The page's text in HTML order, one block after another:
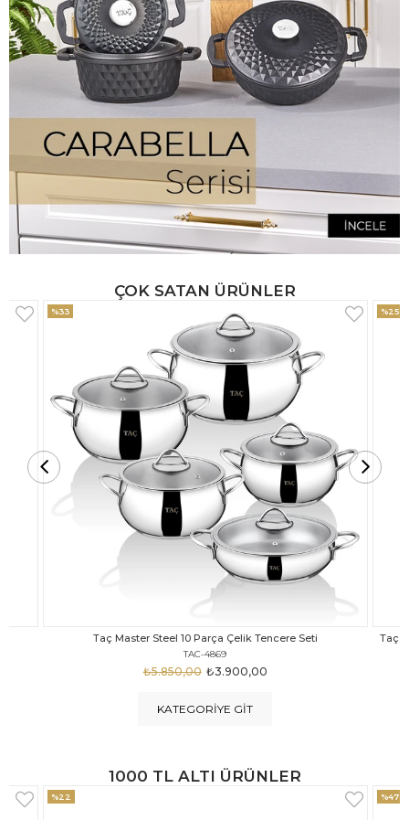
ÇOK SATAN ÜRÜNLER
Taç Carabella Döküm Cam Kapak 7 Parça Tencere Seti Siyah
TAC-3817
₺3.250,00
₺4.350,00
%25 %33
KATEGORIYE GIT
1000 TL ALTI ÜRÜNLER
%47 %18